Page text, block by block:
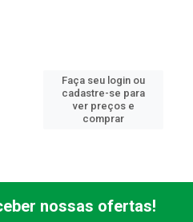
Faça seu login ou
cadastre-se para
ver preços e
comprar
nossas ofertas!